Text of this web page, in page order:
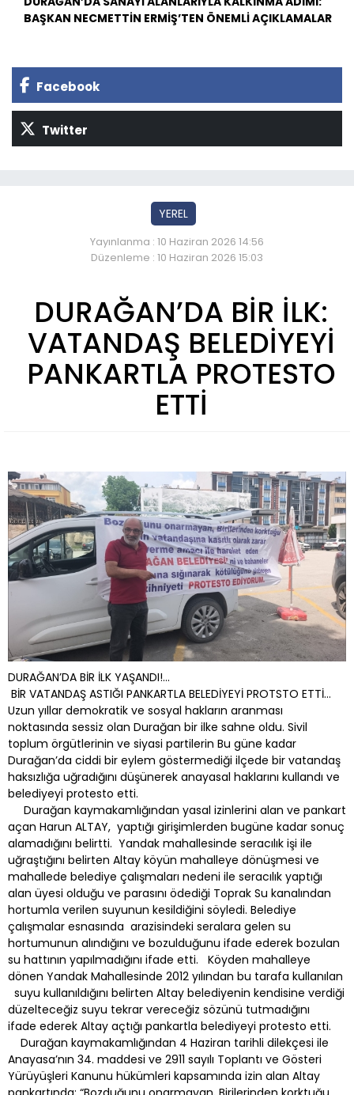
BAŞKAN NECMETTİN ERMİŞ’TEN ÖNEMLİ AÇIKLAMALAR
Facebook
Twitter
YEREL
Yayınlanma : 10 Haziran 2026 14:56
Düzenleme : 10 Haziran 2026 15:03
DURAĞAN’DA BİR İLK:
VATANDAŞ BELEDİYEYİ
PANKARTLA PROTESTO
ETTİ
DURAĞAN’DA BİR İLK YAŞANDI!...
BİR VATANDAŞ ASTIĞI PANKARTLA BELEDİYEYİ PROTSTO ETTİ…
Uzun yıllar demokratik ve sosyal hakların aranması
noktasında sessiz olan Durağan bir ilke sahne oldu. Sivil
toplum örgütlerinin ve siyasi partilerin Bu güne kadar
Durağan’da ciddi bir eylem göstermediği ilçede bir vatandaş
haksızlığa uğradığını düşünerek anayasal haklarını kullandı ve
belediyeyi protesto etti.
Durağan kaymakamlığından yasal izinlerini alan ve pankart
açan Harun ALTAY, yaptığı girişimlerden bugüne kadar sonuç
alamadığını belirtti. Yandak mahallesinde seracılık işi ile
uğraştığını belirten Altay köyün mahalleye dönüşmesi ve
mahallede belediye çalışmaları nedeni ile seracılık yaptığı
alan üyesi olduğu ve parasını ödediği Toprak Su kanalından
hortumla verilen suyunun kesildiğini söyledi. Belediye
çalışmalar esnasında arazisindeki seralara gelen su
hortumunun alındığını ve bozulduğunu ifade ederek bozulan
su hattının yapılmadığını ifade etti. Köyden mahalleye
dönen Yandak Mahallesinde 2012 yılından bu tarafa kullanılan
suyu kullanıldığını belirten Altay belediyenin kendisine verdiği
düzelteceğiz suyu tekrar vereceğiz sözünü tutmadığını
ifade ederek Altay açtığı pankartla belediyeyi protesto etti.
Durağan kaymakamlığından 4 Haziran tarihli dilekçesi ile
Anayasa’nın 34. maddesi ve 2911 sayılı Toplantı ve Gösteri
Yürüyüşleri Kanunu hükümleri kapsamında izin alan Altay